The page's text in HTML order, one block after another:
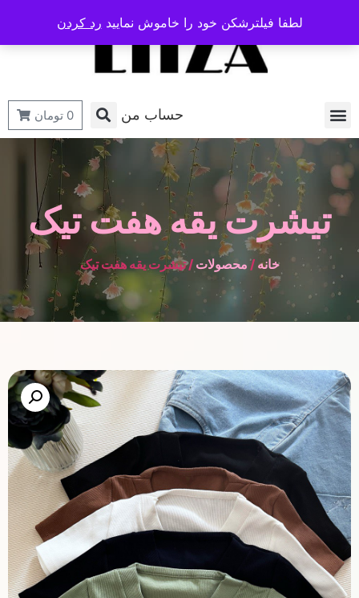
حساب من 0 تومان
تیشرت یقه هفت تیک
خانه / محصولات / تیشرت یقه هفت تیک
لطفا فیلترشکن خود را خاموش نمایید رد کردن